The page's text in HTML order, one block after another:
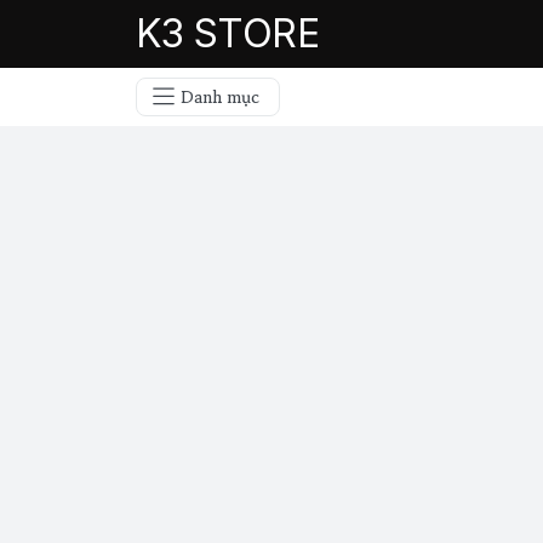
K3 STORE
Danh mục